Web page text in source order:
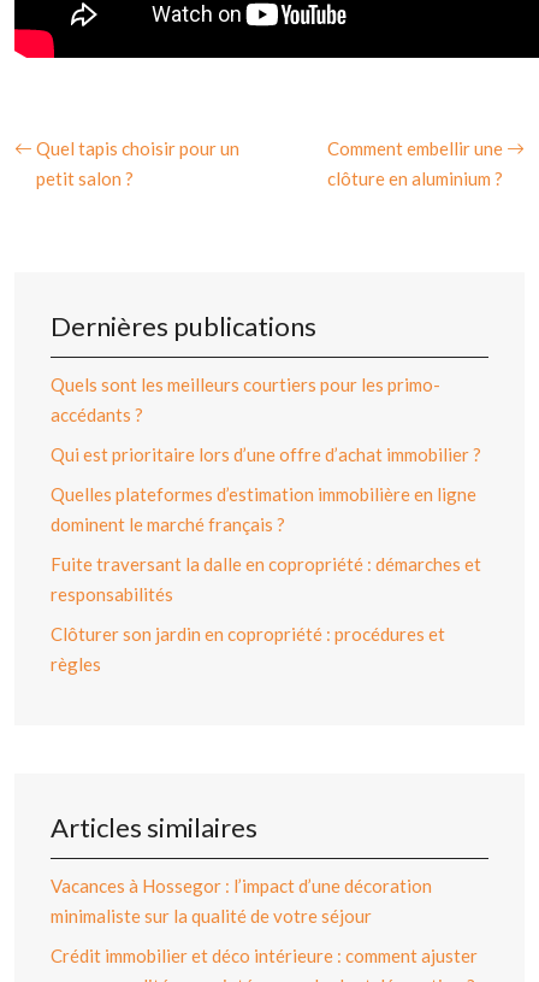
Quel tapis choisir pour un
petit salon ?
Comment embellir une
clôture en aluminium ?
Dernières publications
Quels sont les meilleurs courtiers pour les primo-
accédants ?
Qui est prioritaire lors d’une offre d’achat immobilier ?
Quelles plateformes d’estimation immobilière en ligne
dominent le marché français ?
Fuite traversant la dalle en copropriété : démarches et
responsabilités
Clôturer son jardin en copropriété : procédures et
règles
Articles similaires
Vacances à Hossegor : l’impact d’une décoration
minimaliste sur la qualité de votre séjour
Crédit immobilier et déco intérieure : comment ajuster